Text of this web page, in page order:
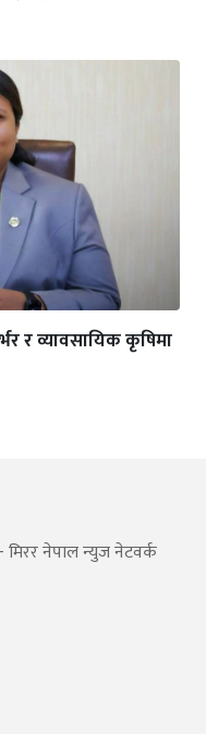
र व्यावसायिक कृषिमा
नेपाल न्युज नेटवर्क